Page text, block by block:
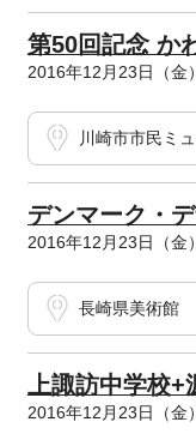
第50回記念 か
2016年12月23日（金
川崎市市民ミ
デンマーク・
2016年12月23日（金
長崎県美術館
上諏訪中学校+
2016年12月23日（金